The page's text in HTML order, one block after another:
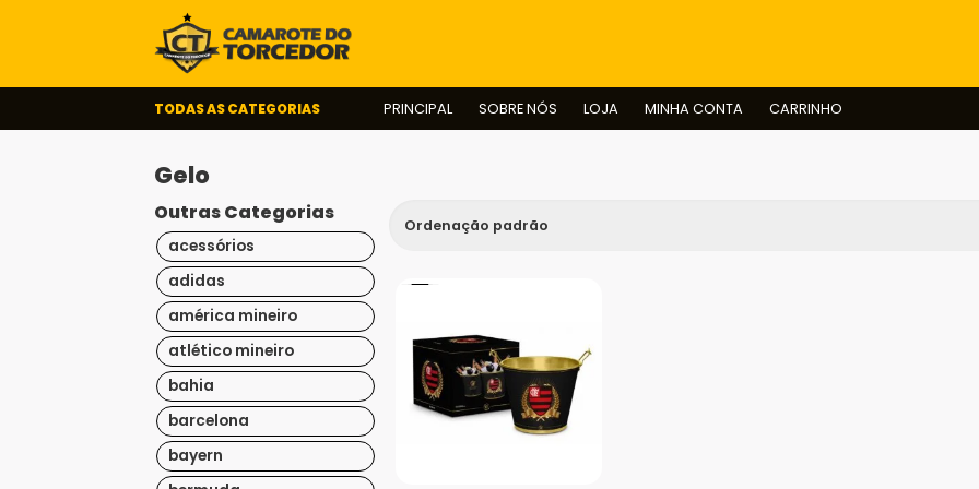
TODAS AS CATEGORIAS PRINCIPAL SOBRE NÓS LOJA MINHA CONTA CARRINHO
Gelo
Outras Categorias
acessórios
adidas
américa mineiro
atlético mineiro
bahia
barcelona
bayern